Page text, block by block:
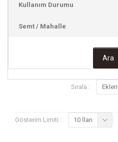
Kullanım Durumu
Semt / Mahalle
Sırala :
Gösterim Limiti : 10 İlan